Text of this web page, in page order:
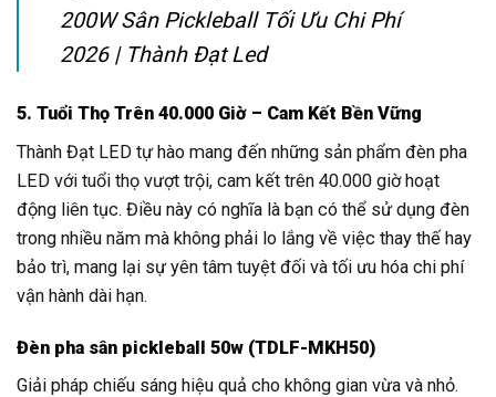
200W Sân Pickleball Tối Ưu Chi Phí
2026 | Thành Đạt Led
5. Tuổi Thọ Trên 40.000 Giờ – Cam Kết Bền Vững
Thành Đạt LED tự hào mang đến những sản phẩm đèn pha
LED với tuổi thọ vượt trội, cam kết trên 40.000 giờ hoạt
động liên tục. Điều này có nghĩa là bạn có thể sử dụng đèn
trong nhiều năm mà không phải lo lắng về việc thay thế hay
bảo trì, mang lại sự yên tâm tuyệt đối và tối ưu hóa chi phí
vận hành dài hạn.
Đèn pha sân pickleball 50w (TDLF-MKH50)
Giải pháp chiếu sáng hiệu quả cho không gian vừa và nhỏ.